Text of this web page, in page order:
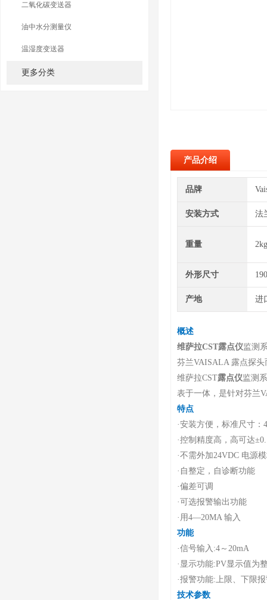
二氧化碳变送器
油中水分测量仪
温湿度变送器
更多分类
产品介绍
品牌
安装方式 法
重量
外形尺寸
产地 进
概述
维萨拉CST露点仪监测
芬兰VAISALA 露点探
维萨拉CST露点仪监测
表于一体，是针对芬兰
特点
·安装方便，标准尺寸：
·控制精度高，高可达
·不需外加24VDC 电源
·自整定，自诊断功能
·偏差可调
·可选报警输出功能
·用4—20MA 输入
功能
·信号输入:4～20mA
·显示功能:PV显示值为
·报警功能:上限、下限
技术参数